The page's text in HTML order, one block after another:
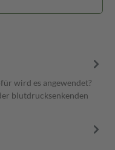
wird es angewendet?
blutdrucksenkenden